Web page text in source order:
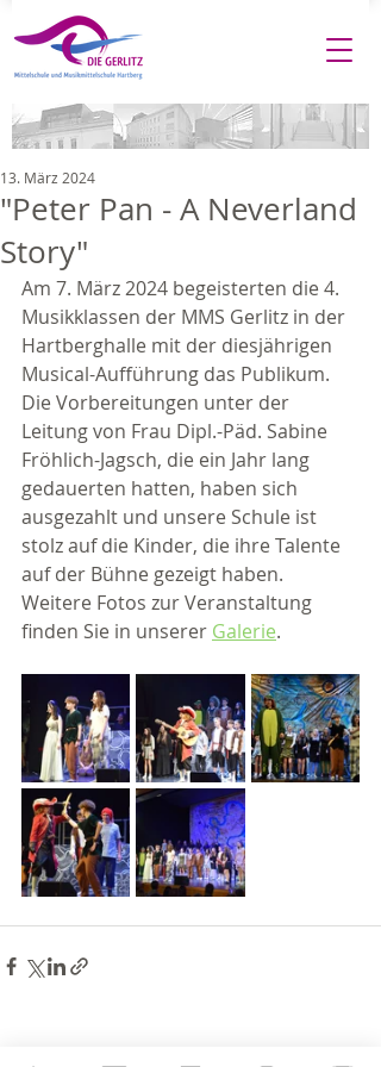
"Peter Pan - A Neverland
Story"
13. März 2024
Am 7. März 2024 begeisterten die 4.
Musikklassen der MMS Gerlitz in der
Hartberghalle mit der diesjährigen
Musical-Aufführung das Publikum.
Die Vorbereitungen unter der
Leitung von Frau Dipl.-Päd. Sabine
Fröhlich-Jagsch, die ein Jahr lang
gedauerten hatten, haben sich
ausgezahlt und unsere Schule ist
stolz auf die Kinder, die ihre Talente
auf der Bühne gezeigt haben.
Weitere Fotos zur Veranstaltung
finden Sie in unserer Galerie.